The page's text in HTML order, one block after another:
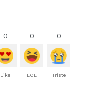
0
Like
0
LOL
0
Triste